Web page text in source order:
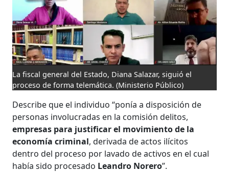
La fiscal general del Estado, Diana Salazar, siguió el
proceso de forma telemática. (Ministerio Público)
Describe que el individuo “ponía a disposición de
personas involucradas en la comisión delitos,
empresas para justificar el movimiento de la
economía criminal, derivada de actos ilícitos
dentro del proceso por lavado de activos en el cual
había sido procesado Leandro Norero”.